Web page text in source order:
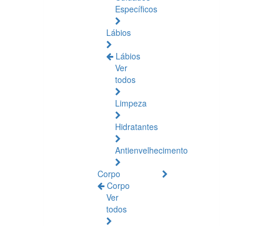
Específicos
Lábios
Lábios
Ver
todos
Limpeza
Hidratantes
Antienvelhecimento
Corpo
Corpo
Ver
todos